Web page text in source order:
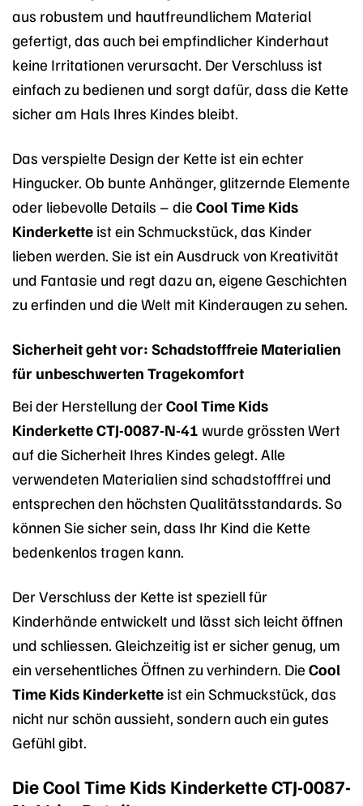
aus robustem und hautfreundlichem Material
gefertigt, das auch bei empfindlicher Kinderhaut
keine Irritationen verursacht. Der Verschluss ist
einfach zu bedienen und sorgt dafür, dass die Kette
sicher am Hals Ihres Kindes bleibt.
Das verspielte Design der Kette ist ein echter
Hingucker. Ob bunte Anhänger, glitzernde Elemente
oder liebevolle Details – die Cool Time Kids
Kinderkette ist ein Schmuckstück, das Kinder
lieben werden. Sie ist ein Ausdruck von Kreativität
und Fantasie und regt dazu an, eigene Geschichten
zu erfinden und die Welt mit Kinderaugen zu sehen.
Sicherheit geht vor: Schadstofffreie Materialien
für unbeschwerten Tragekomfort
Bei der Herstellung derCool Time Kids
Kinderkette CTJ-0087-N-41 wurde grössten Wert
auf die Sicherheit Ihres Kindes gelegt. Alle
verwendeten Materialien sind schadstofffrei und
entsprechen den höchsten Qualitätsstandards. So
können Sie sicher sein, dass Ihr Kind die Kette
bedenkenlos tragen kann.
Der Verschluss der Kette ist speziell für
Kinderhände entwickelt und lässt sich leicht öffnen
und schliessen. Gleichzeitig ist er sicher genug, um
ein versehentliches Öffnen zu verhindern. Die Cool
Time Kids Kinderkette ist ein Schmuckstück, das
nicht nur schön aussieht, sondern auch ein gutes
Gefühl gibt.
Die Cool Time Kids Kinderkette CTJ-0087-